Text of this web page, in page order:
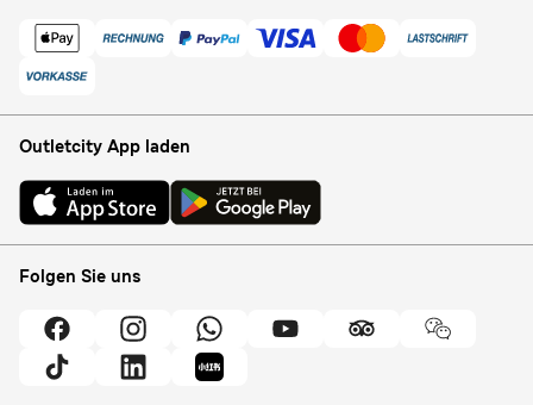
Outletcity App laden
Folgen Sie uns